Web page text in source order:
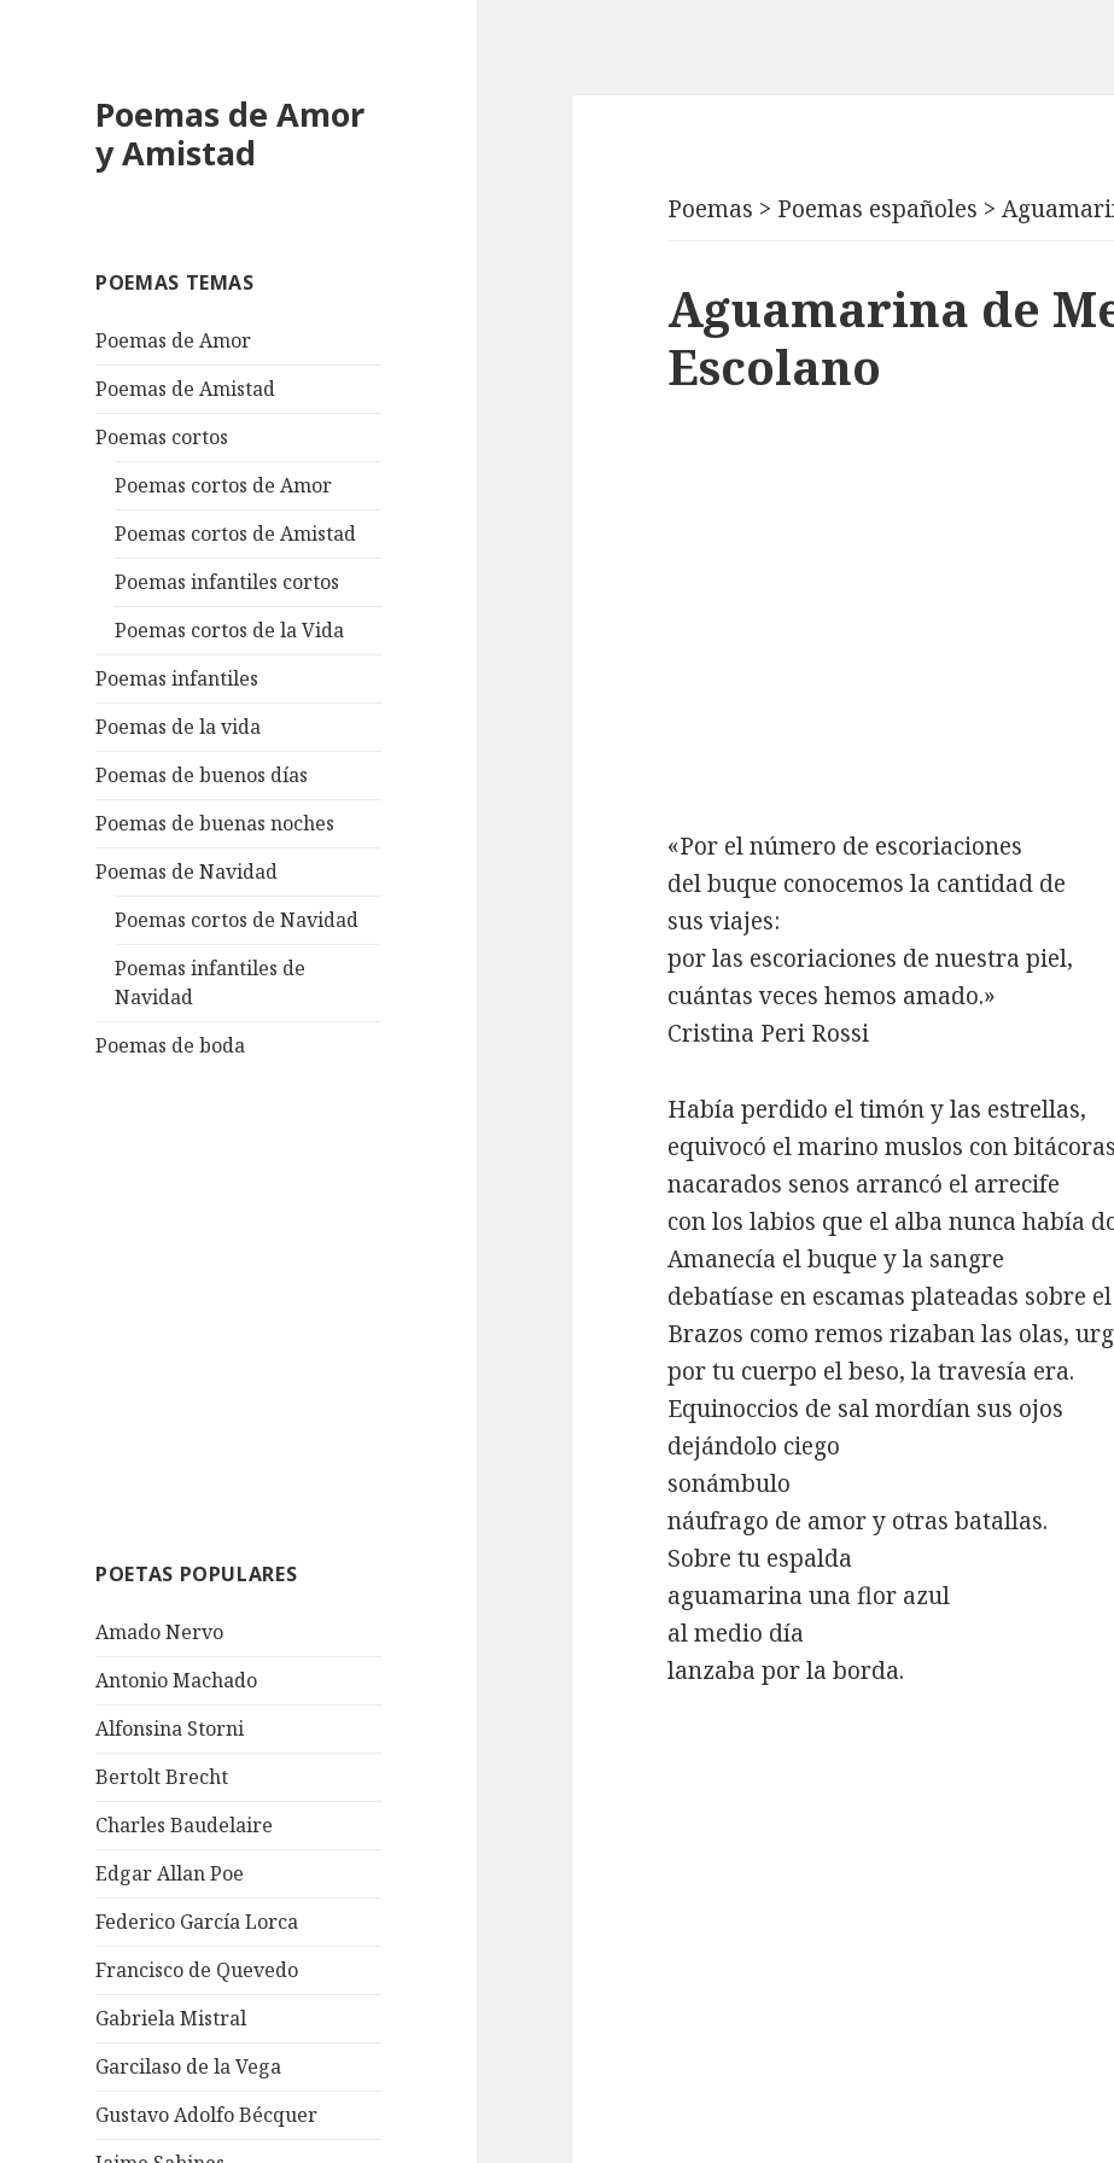
Poemas de Amor
y Amistad
POEMAS TEMAS
Poemas de Amor
Poemas de Amistad
Poemas cortos
Poemas cortos de Amor
Poemas cortos de Amistad
Poemas infantiles cortos
Poemas cortos de la Vida
Poemas infantiles
Poemas de la vida
Poemas de buenos días
Poemas de buenas noches
Poemas de Navidad
Poemas cortos de Navidad
Poemas infantiles de
Navidad
Poemas de boda
POETAS POPULARES
Amado Nervo
Antonio Machado
Alfonsina Storni
Bertolt Brecht
Charles Baudelaire
Edgar Allan Poe
Federico García Lorca
Francisco de Quevedo
Gabriela Mistral
Garcilaso de la Vega
Gustavo Adolfo Bécquer
Poemas > Poemas españoles >
Aguamarina de
Escolano
«Por el número de escoriaciones
del buque conocemos la cantidad de
sus viajes:
por las escoriaciones de nuestra piel,
cuántas veces hemos amado.»
Cristina Peri Rossi
Había perdido el timón y las estrellas,
equivocó el marino muslos con
nacarados senos arrancó el arrecife
con los labios que el alba nunca había
Amanecía el buque y la sangre
debatíase en escamas plateadas sobre
Brazos como remos rizaban las olas,
por tu cuerpo el beso, la travesía era.
Equinoccios de sal mordían sus ojos
dejándolo ciego
sonámbulo
náufrago de amor y otras batallas.
Sobre tu espalda
aguamarina una flor azul
al medio día
lanzaba por la borda.